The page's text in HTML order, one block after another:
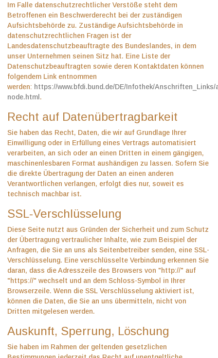
Im Falle datenschutzrechtlicher Verstöße steht dem
Betroffenen ein Beschwerderecht bei der zuständigen
Aufsichtsbehörde zu. Zuständige Aufsichtsbehörde in
datenschutzrechtlichen Fragen ist der
Landesdatenschutzbeauftragte des Bundeslandes, in dem
unser Unternehmen seinen Sitz hat. Eine Liste der
Datenschutzbeauftragten sowie deren Kontaktdaten können
folgendem Link entnommen
werden: https://www.bfdi.bund.de/DE/Infothek/
node.html .
Recht auf Datenübertragbarkeit
Sie haben das Recht, Daten, die wir auf Grundlage Ihrer
Einwilligung oder in Erfüllung eines Vertrags automatisiert
verarbeiten, an sich oder an einen Dritten in einem gängigen,
maschinenlesbaren Format aushändigen zu lassen. Sofern Sie
die direkte Übertragung der Daten an einen anderen
Verantwortlichen verlangen, erfolgt dies nur, soweit es
technisch machbar ist.
SSL-Verschlüsselung
Diese Seite nutzt aus Gründen der Sicherheit und zum Schutz
der Übertragung vertraulicher Inhalte, wie zum Beispiel der
Anfragen, die Sie an uns als Seitenbetreiber senden, eine SSL-
Verschlüsselung. Eine verschlüsselte Verbindung erkennen Sie
daran, dass die Adresszeile des Browsers von "http://" auf
"https://" wechselt und an dem Schloss-Symbol in Ihrer
Browserzeile. Wenn die SSL Verschlüsselung aktiviert ist,
können die Daten, die Sie an uns übermitteln, nicht von
Dritten mitgelesen werden.
Auskunft, Sperrung, Löschung
Sie haben im Rahmen der geltenden gesetzlichen